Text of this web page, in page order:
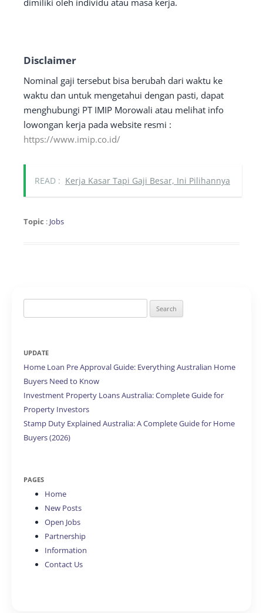
dimiliki oleh individu atau masa kerja.
Disclaimer
Nominal gaji tersebut bisa berubah dari waktu ke
waktu dan untuk mengetahui dengan pasti, dapat
menghubungi PT IMIP Morowali atau melihat info
lowongan kerja pada website resmi :
https://www.imip.co.id/
READ : Kerja Kasar Tapi Gaji Besar, Ini Pilihannya
Topic : Jobs
for:
UPDATE
Home Loan Pre Approval Guide: Everything Australian Home
Buyers Need to Know
Investment Property Loans Australia: Complete Guide for
Property Investors
Stamp Duty Explained Australia: A Complete Guide for Home
Buyers (2026)
PAGES
Home
New Posts
Open Jobs
Partnership
Information
Contact Us